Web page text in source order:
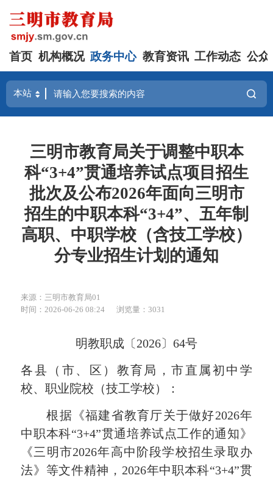
首页 机构概况 政务中心 教育资讯 工作动态 公众
三明市教育局关于调整中职本
科“3+4”贯通培养试点项目招生
批次及公布2026年面向三明市
招生的中职本科“3+4”、五年制
高职、中职学校（含技工学校）
分专业招生计划的通知
来源：三明市教育局01
时间：2026-06-26 08:24
浏览量：3031
明教职成 〔 2026〕 64号
各县（市、区）教育局，市直属初中学
校、职业院校 （技工学校） ：
根据《福建省教育厅关于做好2026年
中职本科“3+4”贯通培养试点工作的通知》
《三明市2026年高中阶段学校招生录取办
法》等文件精神， 2026年中职本科“3+4”贯